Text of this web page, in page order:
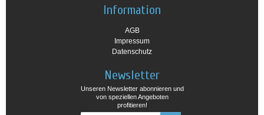
Information
AGB
Impressum
Datenschutz
Newsletter
Unseren Newsletter abonnieren und
von speziellen Angeboten
profitieren!